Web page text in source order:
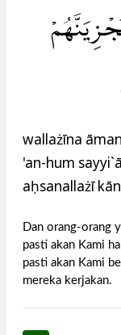
wallażīna
'an-hum
aḥsanallażī
Dan orang-orang
pasti akan Kami
pasti akan Kami
mereka kerjakan.